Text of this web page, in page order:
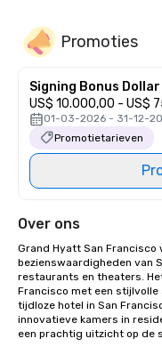
Promoties
Signing Bonus
US$ 10.000,00 - US$
01-03-2026 - 31-12-
Promotietarieven
Over ons
Grand Hyatt San
bezienswaardigheden van
restaurants en theaters.
Francisco met een
tijdloze hotel in San
innovatieve kamers in
een prachtig uitzicht op de